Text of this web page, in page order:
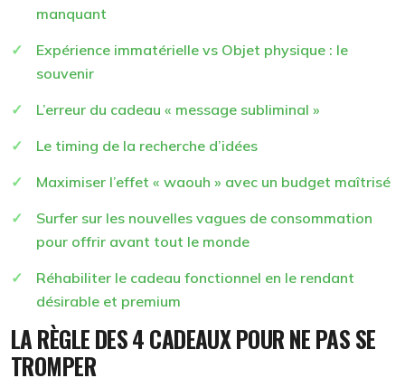
manquant
Expérience immatérielle vs Objet physique : le
souvenir
L’erreur du cadeau « message subliminal »
Le timing de la recherche d’idées
Maximiser l’effet « waouh » avec un budget maîtrisé
Surfer sur les nouvelles vagues de consommation
pour offrir avant tout le monde
Réhabiliter le cadeau fonctionnel en le rendant
désirable et premium
LA RÈGLE DES 4 CADEAUX POUR NE PAS SE
TROMPER